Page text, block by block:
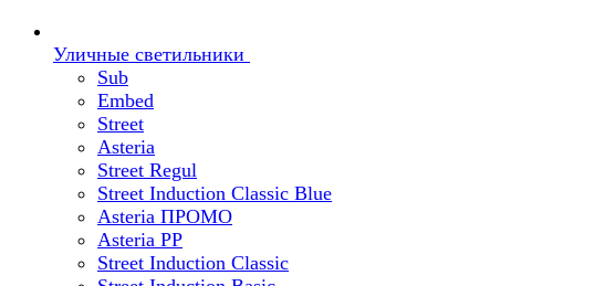
Уличные светильники
Sub
Embed
Street
Asteria
Street Regul
Street Induction Classic Blue
Asteria ПРОМО
Asteria PP
Street Induction Classic